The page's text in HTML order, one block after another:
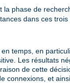
la phase de
dans ces trois
temps, en
Les résultats
de cette
connexions, et